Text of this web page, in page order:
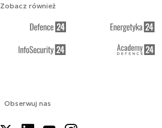
Obserwuj nas
Zobacz również